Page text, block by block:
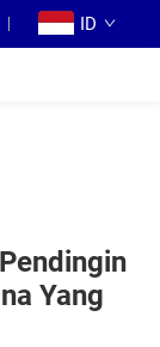
ID
Yang